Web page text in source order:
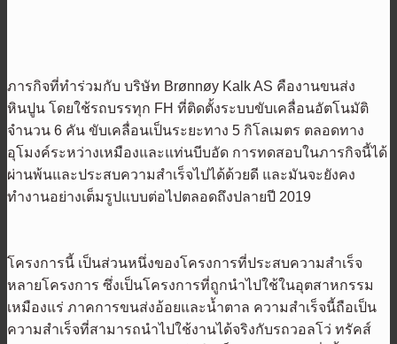
ภารกิจที่ทำร่วมกับ บริษัท Brønnøy Kalk AS คืองานขนส่ง
หินปูน โดยใช้รถบรรทุก FH ที่ติดตั้งระบบขับเคลื่อนอัตโนมัติ
จำนวน 6 คัน ขับเคลื่อนเป็นระยะทาง 5 กิโลเมตร ตลอดทาง
อุโมงค์ระหว่างเหมืองและแท่นบีบอัด การทดสอบในภารกิจนี้ได้
ผ่านพ้นและประสบความสำเร็จไปได้ด้วยดี และมันจะยังคง
ทำงานอย่างเต็มรูปแบบต่อไปตลอดถึงปลายปี 2019
โครงการนี้ เป็นส่วนหนึ่งของโครงการที่ประสบความสำเร็จ
หลายโครงการ ซึ่งเป็นโครงการที่ถูกนำไปใช้ในอุตสาหกรรม
เหมืองแร่ ภาคการขนส่งอ้อยและน้ำตาล ความสำเร็จนี้ถือเป็น
ความสำเร็จที่สามารถนำไปใช้งานได้จริงกับรถวอลโว่ ทรัคส์